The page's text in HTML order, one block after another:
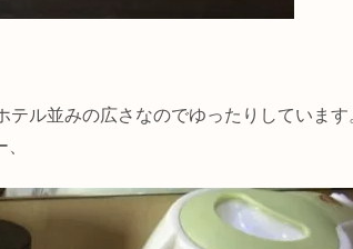
ル並みの広さなのでゆったりしていま